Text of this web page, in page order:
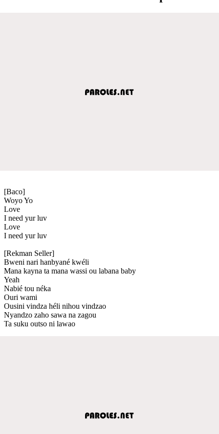
[Baco]
Woyo Yo
Love
I need yur luv
Love
I need yur luv
[Rekman Seller]
Bweni nari hanbyané kwéli
Mana kayna ta mana wassi ou labana baby
Yeah
Nabié tou néka
Ouri wami
Ousini vindza héli nihou vindzao
Nyandzo zaho sawa na zagou
Ta suku outso ni lawao